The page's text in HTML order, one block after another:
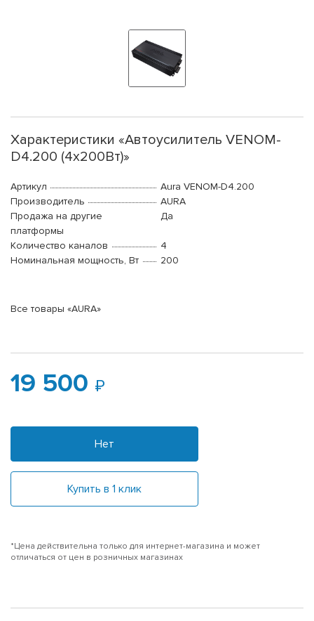
Характеристики «Автоусилитель VENOM-
D4.200 (4x200Вт)»
Артикул
Aura VENOM-D4.200
Производитель
AURA
Продажа на другие
платформы
Да
Количество каналов
4
Номинальная мощность, Вт
200
Все товары «AURA»
19 500
Нет
Купить в 1 клик
*Цена действительна только для интернет-магазина и может
отличаться от цен в розничных магазинах